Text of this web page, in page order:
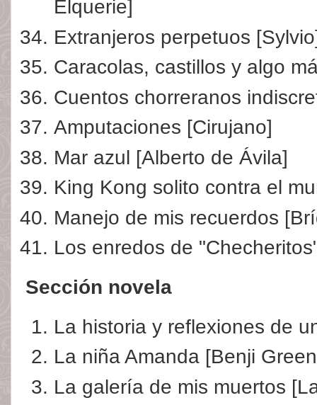
Elquerie]
Extranjeros perpetuos
Caracolas, castillos y algo
Cuentos chorreranos
Amputaciones [Cirujano]
Mar azul [Alberto de Ávila]
King Kong solito contra el
Manejo de mis recuerdos
Los enredos de
Sección novela
La historia y reflexiones de
La niña Amanda [Benji
La galería de mis muertos